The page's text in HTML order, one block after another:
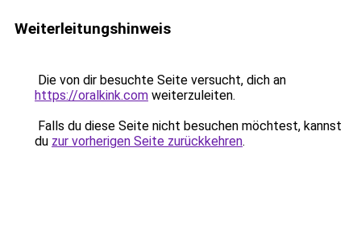
Weiterleitungshinweis
Die von dir besuchte Seite versucht, dich an
https://oralkink.com weiterzuleiten.
Falls du diese Seite nicht besuchen möchtest, kannst
du zur vorherigen Seite zurückkehren.